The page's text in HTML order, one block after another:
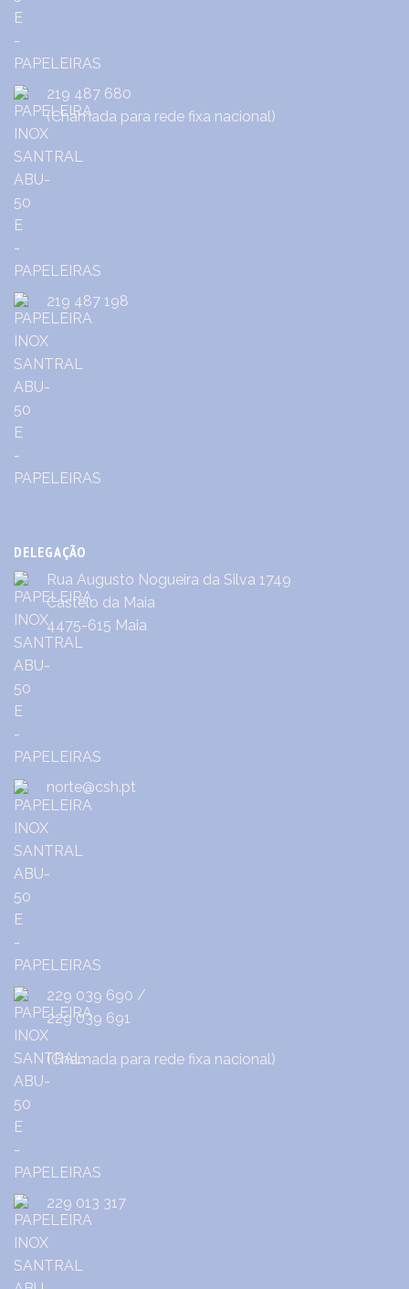
219 487 680
(Chamada para rede fixa nacional)
219 487 198
DELEGAÇÃO
Rua Augusto Nogueira da Silva 1749
Castêlo da Maia
4475-615 Maia
norte@csh.pt
229 039 690 /
229 039 691
(Chamada para rede fixa nacional)
229 013 317